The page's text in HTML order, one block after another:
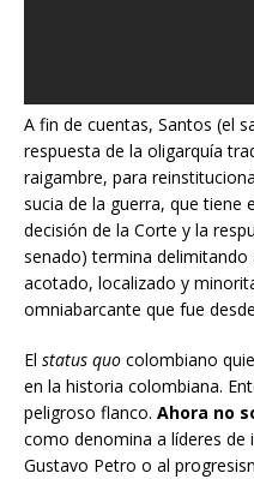
A fin de cuentas, Santos (el
respuesta de la oligarquía
raigambre, para
sucia de la guerra, que tiene
decisión de la Corte y la
senado) termina
acotado, localizado y
omniabarcante que fue
El status quo colombiano
en la historia colombiana.
peligroso flanco. Ahora no
como denomina a líderes de
Gustavo Petro o al